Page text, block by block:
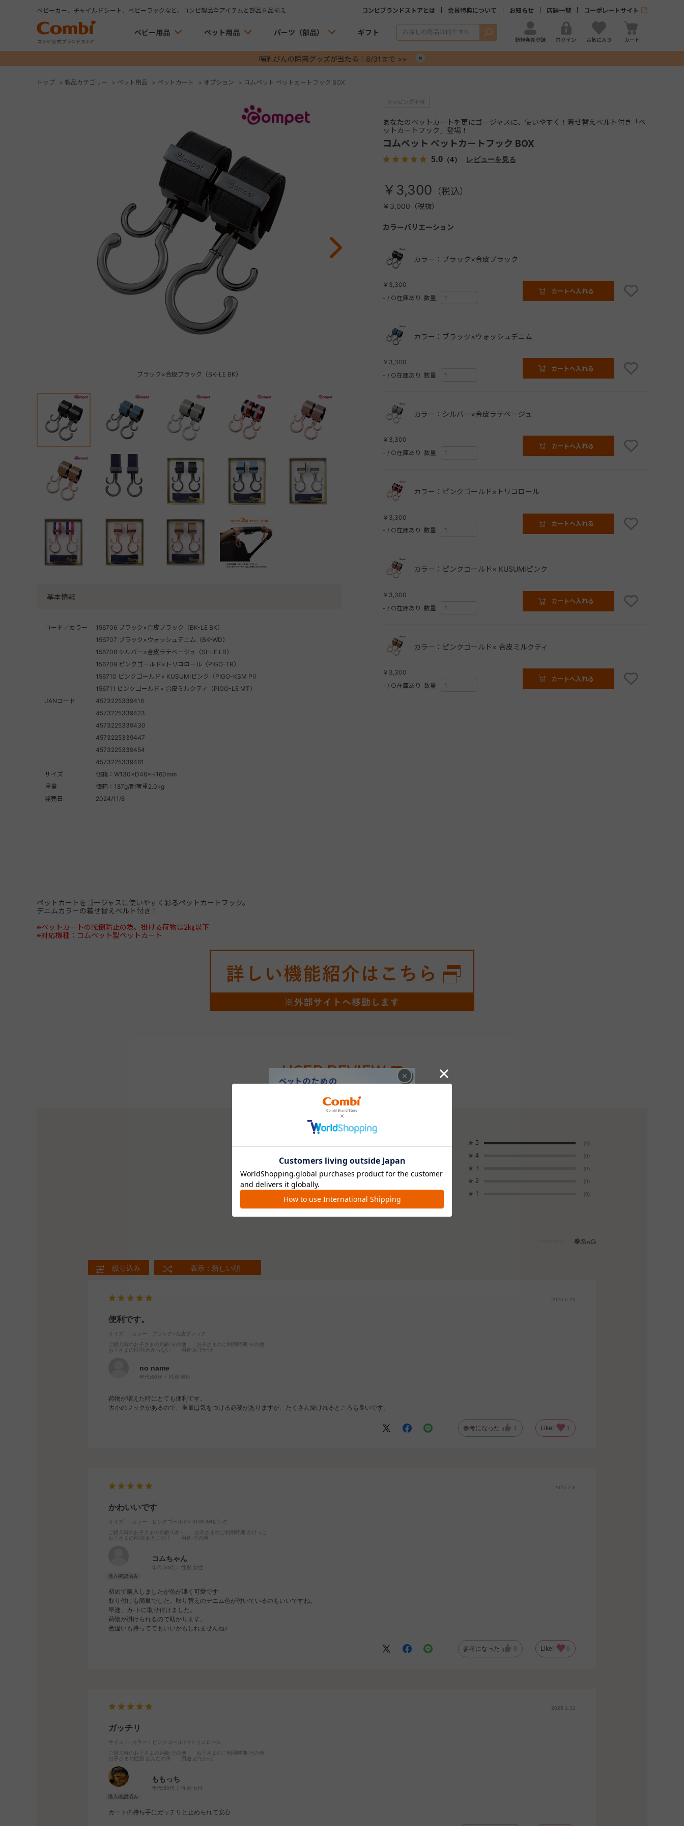
ベビーカー、チャイルドシート、ベビーラックなど、コンビ製品全アイテムと部品を品揃え コンビブランドストアとは 会員特典について お知らせ 店舗一覧 コーポレートサイト
ベビー用品 ペット用品 パーツ（部品） ギフト 検索
新規会員登録 ログイン お気に入り カート
哺乳びんの除菌グッズが当たる！8/31まで >>
トップ > 製品カテゴリー > ペット用品 > ペットカート > オプション > コムペット ペットカートフック BOX
ブラック×合皮ブラック（BK-LE BK）
基本情報
コード／カラー
156706 ブラック×合皮ブラック（BK-LE BK）
156707 ブラック×ウォッシュデニム（BK-WD）
156708 シルバー×合皮ラテベージュ（SI-LE LB）
156709 ピンクゴールド×トリコロール（PIGO-TR）
156710 ピンクゴールド× KUSUMIピンク（PIGO-KSM PI）
156711 ピンクゴールド× 合皮ミルクティ（PIGO-LE MT）
JANコード
4573225339416
4573225339423
4573225339430
4573225339447
4573225339454
4573225339461
サイズ
個箱：W130×D46×H160mm
重量
個箱：187g/耐荷重2.0kg
発売日
2024/11/8
あなたのペットカートを更にゴージャスに、使いやすく！着せ替えベルト付き「ペ
ットカートフック」登場！
コムペット ペットカートフック BOX
5.0 （4） レビューを見る
￥3,300
￥3,000（税抜）
カラーバリエーション
カラー：ブラック×合皮ブラック
￥3,300
- / ○在庫あり 数量
カートへ入れる
カラー：ブラック×ウォッシュデニム
￥3,300
- / ○在庫あり 数量
カートへ入れる
カラー：シルバー×合皮ラテベージュ
￥3,300
- / ○在庫あり 数量
カートへ入れる
カラー：ピンクゴールド×トリコロール
￥3,300
- / ○在庫あり 数量
カートへ入れる
カラー：ピンクゴールド× KUSUMIピンク
￥3,300
- / ○在庫あり 数量
カートへ入れる
カラー：ピンクゴールド× 合皮ミルクティ
￥3,300
- / ○在庫あり 数量
カートへ入れる
ペットカートをゴージャスに使いやすく彩るペットカートフック。
デニムカラーの着せ替えベルト付き！
※ペットカートの転倒防止の為、掛ける荷物は2㎏以下
※対応機種：コムペット製ペットカート
USER REVIEW
5.0
レビュー件数：
★ 5 (4)
★ 4 (0)
★ 3 (0)
★ 2 (0)
★ 1 (0)
絞り込み 表示：新しい順
2026.6.19
便利です。
サイズ：- カラー：ブラック×合皮ブラック
ご購入時のお子さまの月齢 :その他 お子さまのご利用時期 :その他
お子さまの性別 :わからない 用途 :おでかけ
no name
年代:60代 性別: 男性
荷物が増えた時にとても便利です。
大小のフックがあるので、重量は気をつける必要がありますが、たくさん掛けれるところも良いです。
参考になった 1 Like! 1
2025.2.8
かわいいです
サイズ：- カラー：ピンクゴールド× KUSUMIピンク
ご購入時のお子さまの月齢 :1才～ お子さまのご利用時期 :かけっこ
お子さまの性別 :おとこの子 用途 :その他
コムちゃん
年代:50代 性別: 女性
初めて購入しましたが色が凄く可愛です
取り付けも簡単でした。取り替えのデニム色が付いているのもいいですね。
早速、カ-トに取り付けました。
荷物が掛けられるので助かります。
色違いも持っててもいいかもしれませんね♪
参考になった 0 Like! 0
2025.1.31
ガッチリ
サイズ：- カラー：ピンクゴールド×トリコロール
ご購入時のお子さまの月齢 :その他 お子さまのご利用時期 :その他
お子さまの性別 :おんなの子 用途 :おでかけ
ももっち
年代:50代 性別: 女性
カートの持ち手にガッチリと止められて安心
×